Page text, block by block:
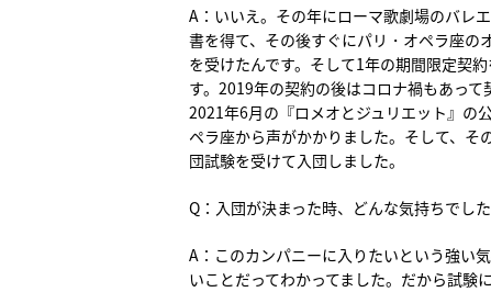
A：いいえ。その年にローマ歌劇場のバレ
書を得て、その後すぐにパリ・オペラ座の
を受けたんです。そして1年の期間限定契
す。2019年の契約の後はコロナ禍もあって
2021年6月の『ロメオとジュリエット』の
ペラ座から声がかかりました。そして、そ
団試験を受けて入団しました。
Q：入団が決まった時、どんな気持ちでした
A：このカンパニーに入りたいという強い
いことだってわかってました。だから試験